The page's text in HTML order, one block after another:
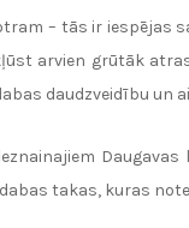
– tās ir iespējas
arvien grūtāk
daudzveidību un
takas, kuras